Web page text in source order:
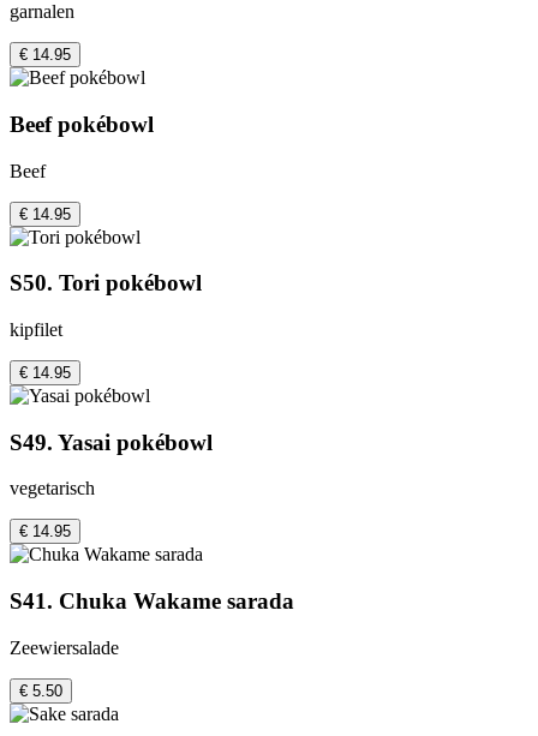
garnalen
€ 14.95
Beef pokébowl
Beef
€ 14.95
S50. Tori pokébowl
kipfilet
€ 14.95
S49. Yasai pokébowl
vegetarisch
€ 14.95
S41. Chuka Wakame sarada
Zeewiersalade
€ 5.50